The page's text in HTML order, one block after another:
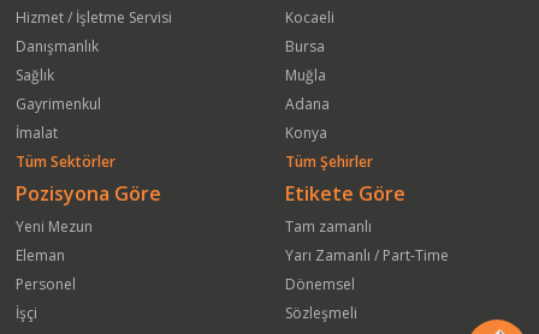
Hizmet / İşletme Servisi
Danışmanlık
Sağlık
Gayrimenkul
İmalat
Tüm Sektörler
Kocaeli
Bursa
Muğla
Adana
Konya
Tüm Şehirler
Pozisyona Göre
Yeni Mezun
Eleman
Personel
İşçi
Etikete Göre
Tam zamanlı
Yarı Zamanlı / Part-Time
Dönemsel
Sözleşmeli